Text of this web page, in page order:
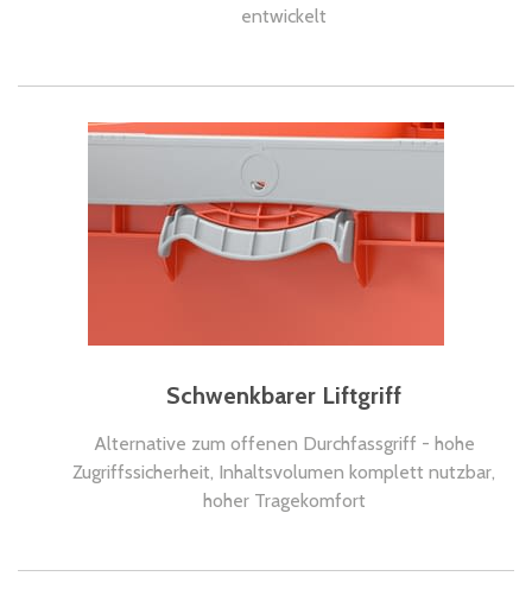
entwickelt
Schwenkbarer Liftgriff
Alternative zum offenen Durchfassgriff - hohe
Zugriffssicherheit, Inhaltsvolumen komplett nutzbar,
hoher Tragekomfort